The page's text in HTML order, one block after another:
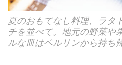
夏のおもてなし料理、ラタ
チを並べて。地元の野菜や
ルな皿はベルリンから持ち